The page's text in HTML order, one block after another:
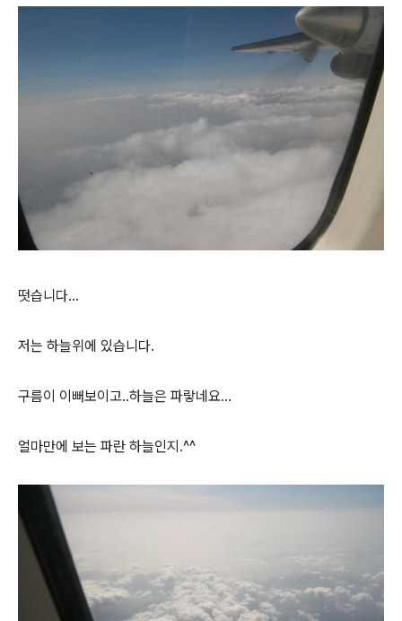
떳습니다...
저는 하늘위에 있습니다.
구름이 이뻐보이고..하늘은 파랗네요...
얼마만에 보는 파란 하늘인지.^^